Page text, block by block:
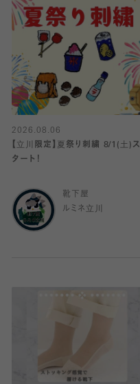
2026.08.06
【立川限定】夏祭り刺繍 8/1(土)ス
タート！
靴下屋
ルミネ立川